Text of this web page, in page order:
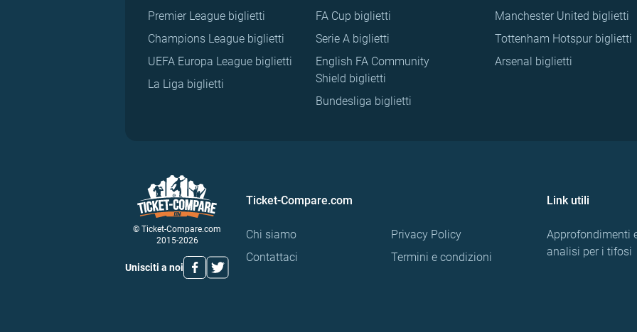
Premier League biglietti
Champions League biglietti
UEFA Europa League biglietti
La Liga biglietti
FA Cup biglietti
Serie A biglietti
English FA Community
Shield biglietti
Bundesliga biglietti
Manchester United biglietti
Tottenham Hotspur biglietti
Arsenal biglietti
© Ticket-Compare.com
2015-2026
Unisciti a noi
Ticket-Compare.com
Chi siamo
Contattaci
Privacy Policy
Termini e condizioni
Link utili
Approfondimenti
analisi per i tifosi